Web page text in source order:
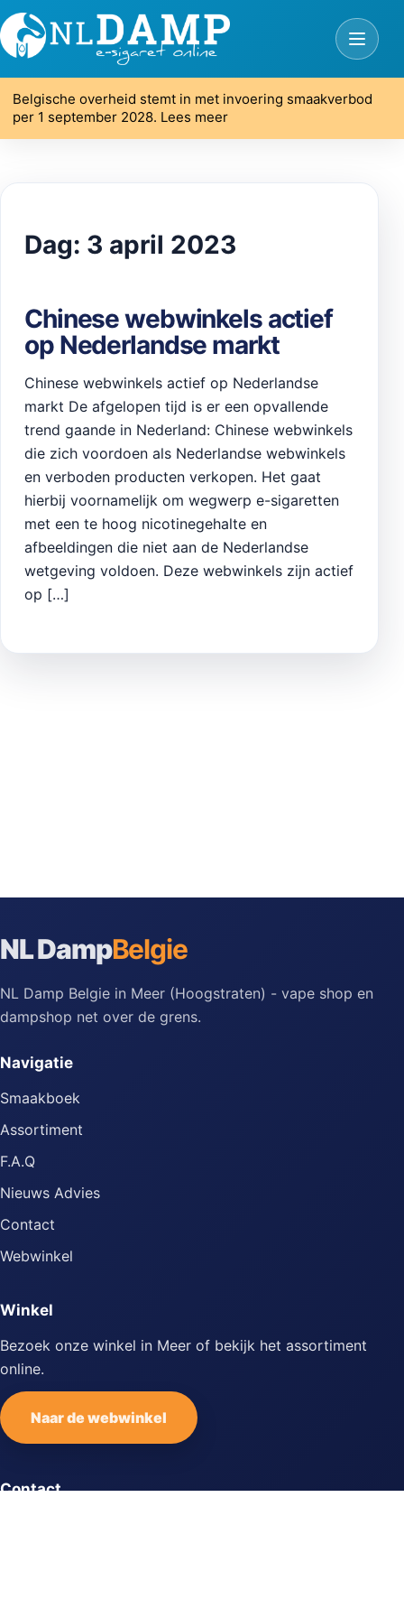
Belgische overheid stemt in met invoering smaakverbod
per 1 september 2028. Lees meer
Dag: 3 april 2023
Chinese webwinkels actief
op Nederlandse markt
Chinese webwinkels actief op Nederlandse
markt De afgelopen tijd is er een opvallende
trend gaande in Nederland: Chinese webwinkels
die zich voordoen als Nederlandse webwinkels
en verboden producten verkopen. Het gaat
hierbij voornamelijk om wegwerp e-sigaretten
met een te hoog nicotinegehalte en
afbeeldingen die niet aan de Nederlandse
wetgeving voldoen. Deze webwinkels zijn actief
op […]
NL DampBelgie
NL Damp Belgie in Meer (Hoogstraten) - vape shop en
dampshop net over de grens.
Navigatie
Smaakboek
Assortiment
F.A.Q
Nieuws Advies
Contact
Webwinkel
Winkel
Bezoek onze winkel in Meer of bekijk het assortiment
online.
Naar de webwinkel
Contact